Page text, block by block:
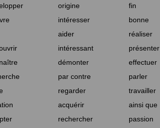
origine fin
intéresser bonne
aider réaliser
intéressant présenter
démonter effectuer
par contre parler
regarder travailler
acquérir ainsi que
rechercher passion